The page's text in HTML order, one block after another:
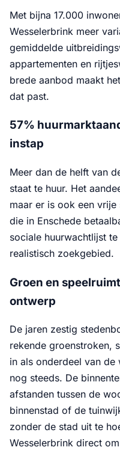
Met bijna 17.000
Wesselerbrink meer
gemiddelde
appartementen en
brede aanbod maakt
dat past.
57%
instap
Meer dan de helft van
staat te huur. Het
maar er is ook een
die in Enschede
sociale huurwachtlijst
realistisch zoekgebied.
Groen en
ontwerp
De jaren zestig
rekende groenstroken,
in als onderdeel van
nog steeds. De
afstanden tussen de
binnenstad of de
zonder de stad uit te
Wesselerbrink direct